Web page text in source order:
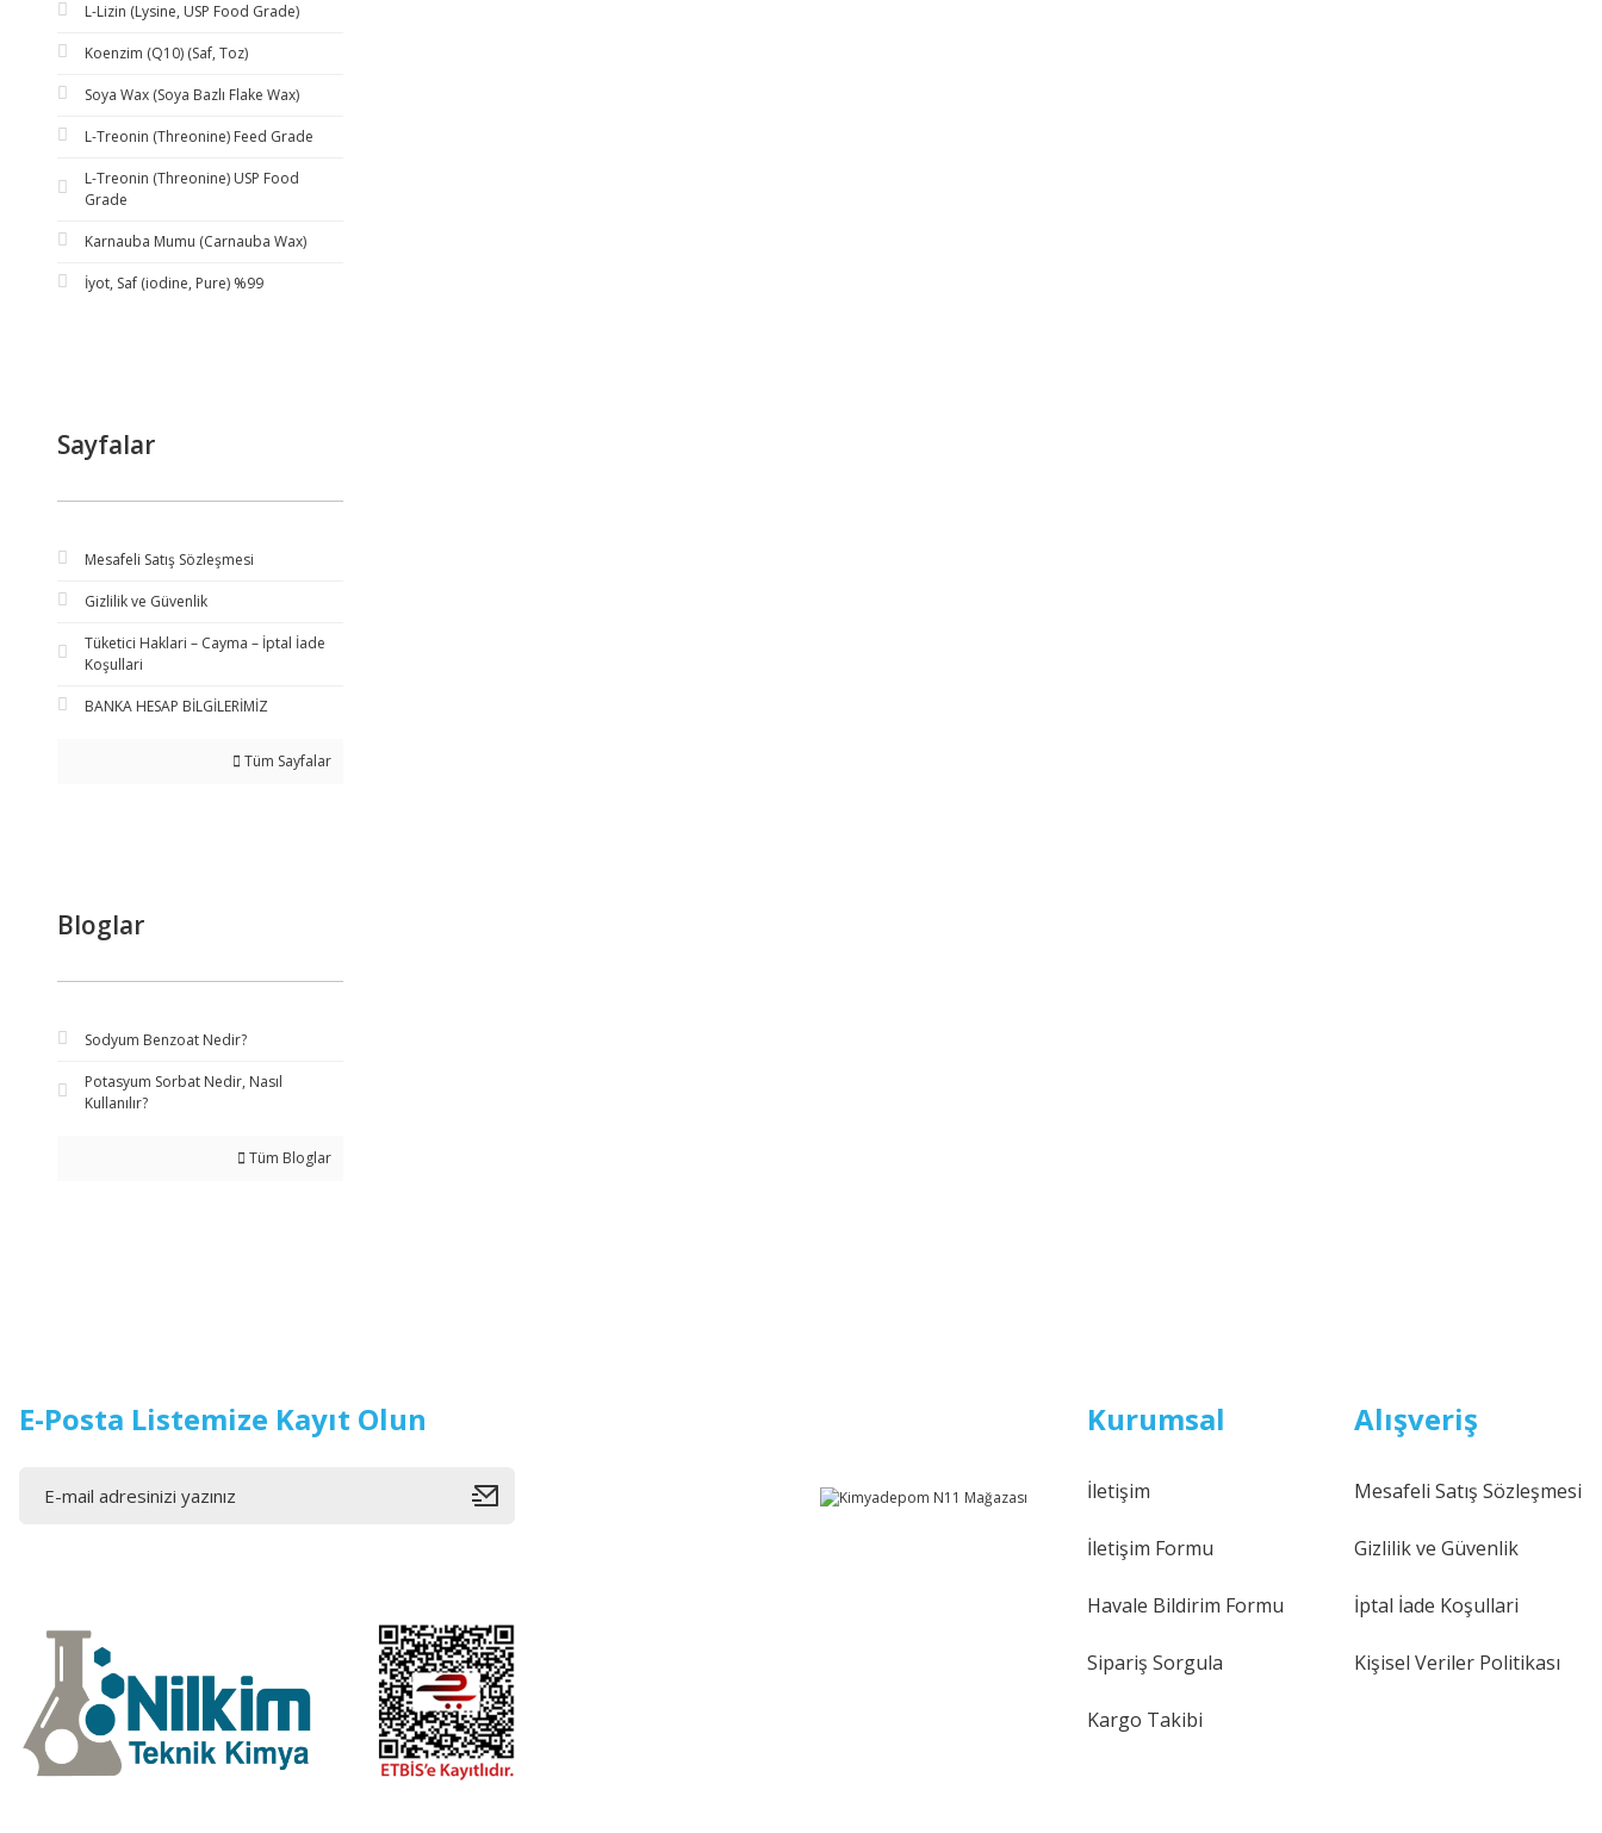
L-Lizin (Lysine, USP Food Grade)
Koenzim (Q10) (Saf, Toz)
Soya Wax (Soya Bazlı Flake Wax)
L-Treonin (Threonine) Feed Grade
L-Treonin (Threonine) USP Food
Grade
Karnauba Mumu (Carnauba Wax)
İyot, Saf (iodine, Pure) %99
Sayfalar
Mesafeli Satış Sözleşmesi
Gizlilik ve Güvenlik
Tüketici Haklari – Cayma – İptal İade
Koşullari
BANKA HESAP BİLGİLERİMİZ
Tüm Sayfalar
Bloglar
Sodyum Benzoat Nedir?
Potasyum Sorbat Nedir, Nasıl
Kullanılır?
Tüm Bloglar
E-Posta Listemize Kayıt Olun Kurumsal
İletişim
İletişim Formu
Havale Bildirim Formu
Sipariş Sorgula
Kargo Takibi
Alışveriş
Mesafeli Satış Sözleşmesi
Gizlilik ve Güvenlik
İptal İade Koşullari
Kişisel Veriler Politikası